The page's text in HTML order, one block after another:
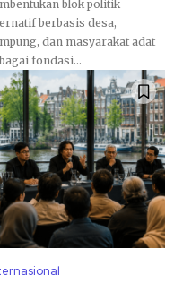
blok politik
berbasis desa,
dan masyarakat adat
fondasi...